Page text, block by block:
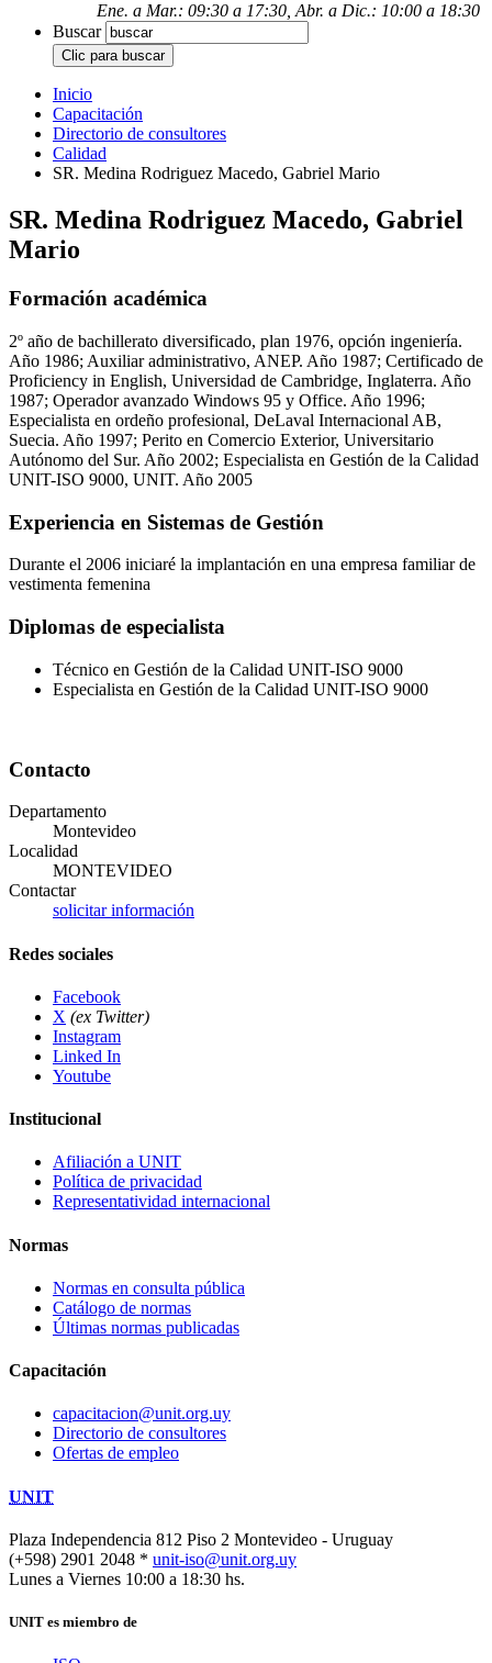
Ene. a Mar.: 09:30 a 17:30, Abr. a Dic.: 10:00 a 18:30
Buscar
Inicio
Capacitación
Directorio de consultores
Calidad
SR. Medina Rodriguez Macedo, Gabriel Mario
SR. Medina Rodriguez Macedo, Gabriel
Mario
Formación académica
2º año de bachillerato diversificado, plan 1976, opción ingeniería.
Año 1986; Auxiliar administrativo, ANEP. Año 1987; Certificado de
Proficiency in English, Universidad de Cambridge, Inglaterra. Año
1987; Operador avanzado Windows 95 y Office. Año 1996;
Especialista en ordeño profesional, DeLaval Internacional AB,
Suecia. Año 1997; Perito en Comercio Exterior, Universitario
Autónomo del Sur. Año 2002; Especialista en Gestión de la Calidad
UNIT-ISO 9000, UNIT. Año 2005
Experiencia en Sistemas de Gestión
Durante el 2006 iniciaré la implantación en una empresa familiar de
vestimenta femenina
Diplomas de especialista
Técnico en Gestión de la Calidad UNIT-ISO 9000
Especialista en Gestión de la Calidad UNIT-ISO 9000
Contacto
Departamento
Montevideo
Localidad
MONTEVIDEO
Contactar
solicitar información
Redes sociales
Facebook
X (ex Twitter)
Instagram
Linked In
Youtube
Institucional
Afiliación a UNIT
Política de privacidad
Representatividad internacional
Normas
Normas en consulta pública
Catálogo de normas
Últimas normas publicadas
Capacitación
capacitacion@unit.org.uy
Directorio de consultores
Ofertas de empleo
UNIT
Plaza Independencia 812 Piso 2 Montevideo - Uruguay
(+598) 2901 2048 * unit-iso@unit.org.uy
Lunes a Viernes 10:00 a 18:30 hs.
UNIT es miembro de